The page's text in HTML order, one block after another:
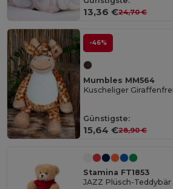
13,36 €24,70 €
-46%
Mumbles MM564
Kuscheliger
Günstigste:
15,64 €28,90 €
Stamina FT1853